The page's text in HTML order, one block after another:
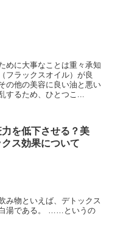
めに大事なことは重々承知
フラックスオイル）が良
の他の美容に良い油と悪い
するため、ひとつこ...
を低下させる？美
ス効果について
み物といえば、デトックス
白湯である。 ……というの